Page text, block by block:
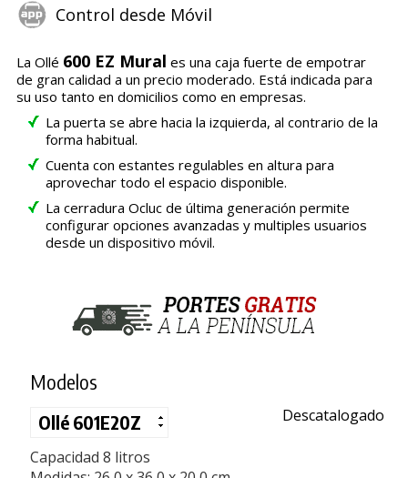
Control desde Móvil
La Ollé 600 EZ Mural es una caja fuerte de empotrar
de gran calidad a un precio moderado. Está indicada para
su uso tanto en domicilios como en empresas.
La puerta se abre hacia la izquierda, al contrario de la
forma habitual.
Cuenta con estantes regulables en altura para
aprovechar todo el espacio disponible.
La cerradura Ocluc de última generación permite
configurar opciones avanzadas y multiples usuarios
desde un dispositivo móvil.
Modelos
Capacidad 8 litros
Descatalogado